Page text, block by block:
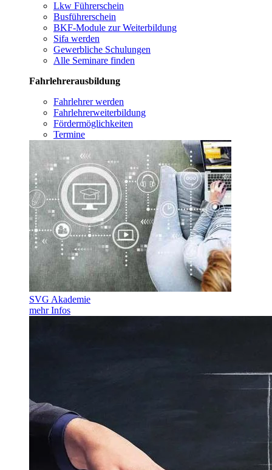
Lkw Führerschein
Busführerschein
BKF-Module zur Weiterbildung
Sifa werden
Gewerbliche Schulungen
Alle Seminare finden
Fahrlehrerausbildung
Fahrlehrer werden
Fahrlehrerweiterbildung
Fördermöglichkeiten
Termine
SVG Akademie
mehr Infos